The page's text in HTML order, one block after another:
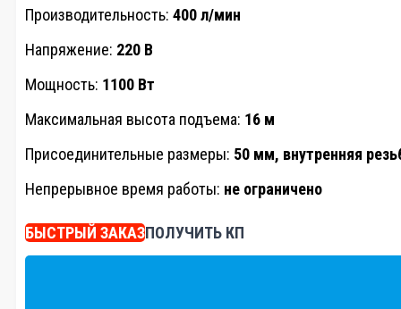
Производительность: 400 л/мин
Напряжение: 220 В
Мощность: 1100 Вт
Максимальная высота подъема: 16 м
Присоединительные размеры: 50 мм, внутренняя
Непрерывное время работы: не ограничено
БЫСТРЫЙ ЗАКАЗПОЛУЧИТЬ КП